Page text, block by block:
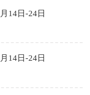
14日-24日
14日-24日